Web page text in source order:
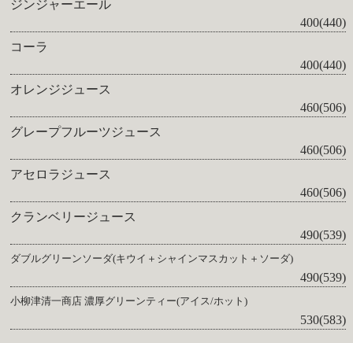
ジンジャーエール
400(440)
コーラ
400(440)
オレンジジュース
460(506)
グレープフルーツジュース
460(506)
アセロラジュース
460(506)
クランベリージュース
490(539)
ダブルグリーンソーダ(キウイ＋シャインマスカット＋ソーダ)
490(539)
小柳津清一商店 濃厚グリーンティー(アイス/ホット)
530(583)